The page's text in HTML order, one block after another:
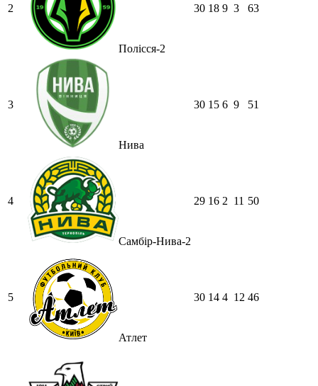
2
Полісся-2
30 18 9 3 63
3
Нива
30 15 6 9 51
4
Самбір-Нива-2
29 16 2 11 50
5
Атлет
30 14 4 12 46